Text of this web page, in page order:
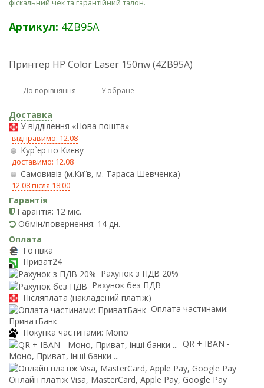
фіскальний чек та гарантійний талон.
Артикул: 4ZB95A
Принтер HP Color Laser 150nw (4ZB95A)
До порівняння У обране
Доставка
У відділення «Нова пошта»
відправимо: 12.08
Кур`єр по Києву
доставимо: 12.08
Самовивіз (м.Київ, м. Тараса Шевченка)
12.08 після 18:00
Гарантія
Гарантія: 12 міс.
Обмін/повернення: 14 дн.
Оплата
Готівка
Приват24
Рахунок з ПДВ 20%
Рахунок без ПДВ
Післяплата (накладений платіж)
Оплата частинами:
ПриватБанк
Покупка частинами: Mono
QR + IBAN -
Моно, Приват, інші банки ...
Онлайн платіж Visa, MasterCard, Apple Pay, Google Pay